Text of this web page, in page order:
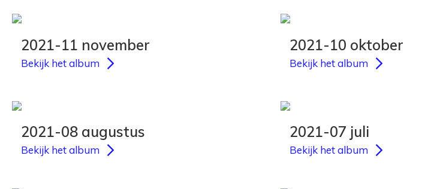
2021-11 november
Bekijk het album
2021-10 oktober
Bekijk het album
2021-08 augustus
Bekijk het album
2021-07 juli
Bekijk het album